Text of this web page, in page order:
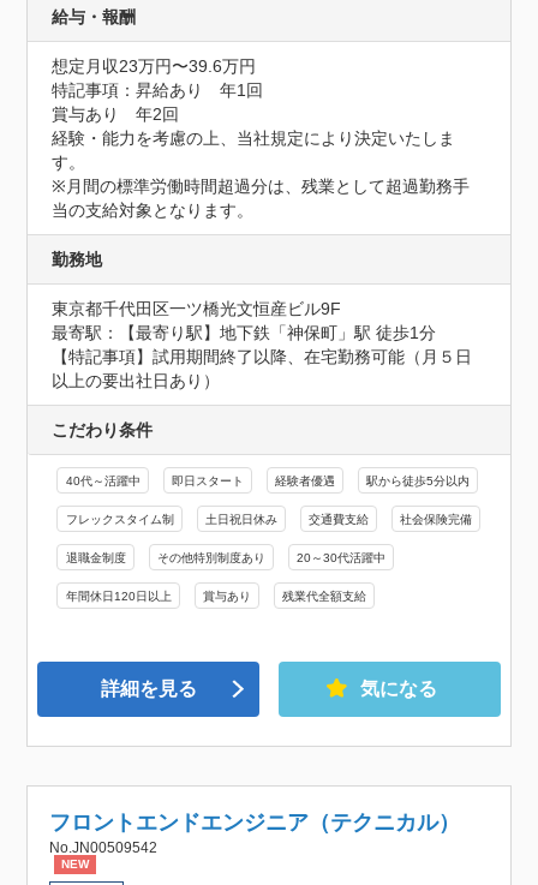
給与・報酬
想定月収23万円〜39.6万円
特記事項：昇給あり　年1回
賞与あり　年2回
経験・能力を考慮の上、当社規定により決定いたしま
す。
※月間の標準労働時間超過分は、残業として超過勤務手
当の支給対象となります。
勤務地
東京都千代田区一ツ橋光文恒産ビル9F
最寄駅：【最寄り駅】地下鉄「神保町」駅 徒歩1分
【特記事項】試用期間終了以降、在宅勤務可能（月５日
以上の要出社日あり）
こだわり条件
40代～活躍中 即日スタート 経験者優遇 駅から徒歩5分以内
フレックスタイム制 土日祝日休み 交通費支給 社会保険完備
退職金制度 その他特別制度あり 20～30代活躍中
年間休日120日以上 賞与あり 残業代全額支給
詳細を見る 気になる
フロントエンドエンジニア（テクニカル）
No.JN00509542
NEW